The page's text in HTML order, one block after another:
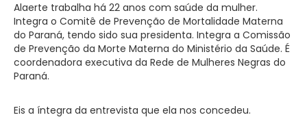
Alaerte trabalha há 22 anos com saúde da mulher.
Integra o Comitê de Prevenção de Mortalidade Materna
do Paraná, tendo sido sua presidenta. Integra a Comissão
de Prevenção da Morte Materna do Ministério da Saúde. É
coordenadora executiva da Rede de Mulheres Negras do
Paraná.
Eis a íntegra da entrevista que ela nos concedeu.